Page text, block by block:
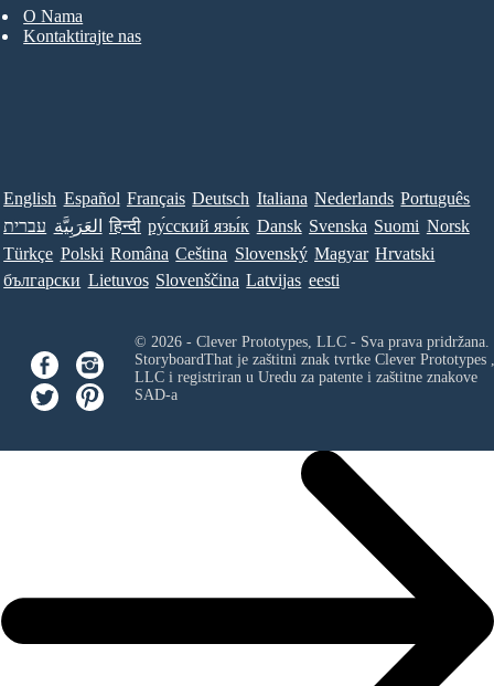
O Nama
Kontaktirajte nas
English Español Français Deutsch Italiana Nederlands Português
עברית العَرَبِيَّة हिन्दी ру́сский язы́к Dansk Svenska Suomi Norsk
Türkçe Polski Româna Ceština Slovenský Magyar Hrvatski
български Lietuvos Slovenščina Latvijas eesti
© 2026 - Clever Prototypes, LLC - Sva prava pridržana.
StoryboardThat je zaštitni znak tvrtke Clever Prototypes ,
LLCi registriran u Uredu za patente i zaštitne znakove
SAD-a